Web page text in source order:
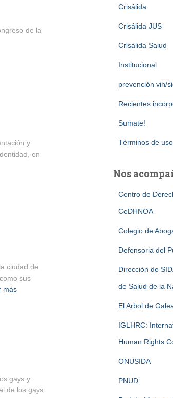
de la
y
en
ciudad de
sus
más
gays y
de los gays
Crisálida
Crisálida JUS
Crisálida Salud
Institucional
prevención vih/
Recientes
Sumate!
Términos de uso.
Nos
Centro de
CeDHNOA
Colegio de
Defensoria del
Dirección de
de Salud de la
El Arbol de
IGLHRC:
Human Rights
ONUSIDA
PNUD